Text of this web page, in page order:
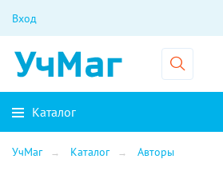
Вход
Каталог
УчМаг Каталог Авторы